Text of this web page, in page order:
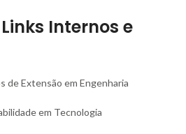
Internos e
de Extensão em Engenharia
em Tecnologia